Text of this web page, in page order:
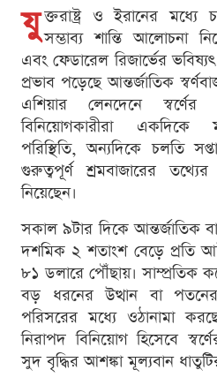
যু ক্তরাষ্ট্র ও ইরানের মধ্যে
সম্ভাব্য শান্তি আলোচনা
এবং ফেডারেল রিজার্ভের
প্রভাব পড়েছে আন্তর্জাতিক
এশিয়ার লেনদেনে স্বর্ণের
বিনিয়োগকারীরা একদিকে
পরিস্থিতি, অন্যদিকে চলতি
গুরুত্বপূর্ণ শ্রমবাজারের
নিয়েছেন।
সকাল ৯টার দিকে আন্তর্জাতিক
দশমিক ২ শতাংশ বেড়ে প্রতি
৮১ ডলারে পৌঁছায়। সাম্প্রতিক
বড় ধরনের উত্থান বা
পরিসরের মধ্যে ওঠানামা
নিরাপদ বিনিয়োগ হিসেবে
সুদ বৃদ্ধির আশঙ্কা মূল্যবান